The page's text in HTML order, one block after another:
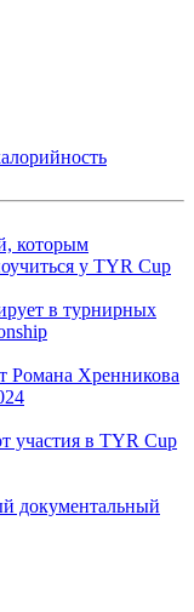
которым
у TYR Cup
в турнирных
Романа Хренникова
участия в TYR Cup
документальный